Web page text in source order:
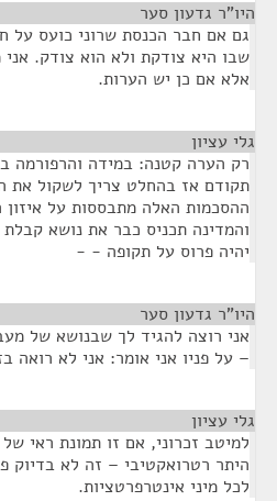
היו"ר גדעון סער
גם אם חבר הכנסת שרוני כועס על
שבו היא צודקת ולא הוא צודק.
אלא אם כן יש הערות.
גלי עציון
רק הערה קטנה: במידה והרפורמה
תקודם אז בהחלט צריך לשקול את
ההסכמות האלה מתבססות על
והמדינה תכניס כבר את נושא
יהיה פרוס על תקופה - -
היו"ר גדעון סער
אני רוצה להגיד לך שבנושא של
– על פניו אני אומר: אני לא רואה
גלי עציון
למיטב זכרוני, אם זו תמונת ראי של
היתר רטרואקטיבי – זה לא
לכל מיני אינטרפרטציות.